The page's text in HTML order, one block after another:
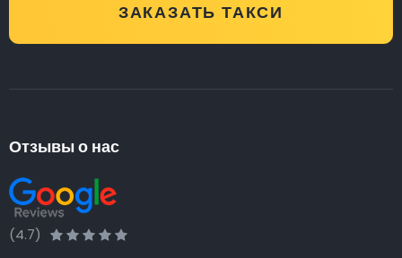
ЗАКАЗАТЬ ТАКСИ
Отзывы о нас
(4.7)